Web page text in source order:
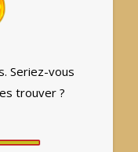
Seriez-vous
trouver ?